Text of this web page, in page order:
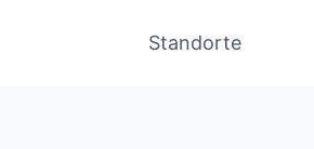
Standorte